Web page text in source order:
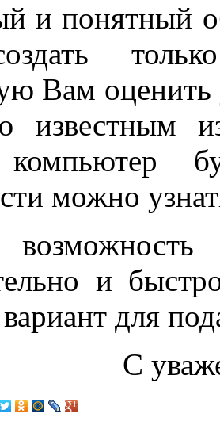
и понятный
Вам оценить
известным
компьютер
можно
и
для
С